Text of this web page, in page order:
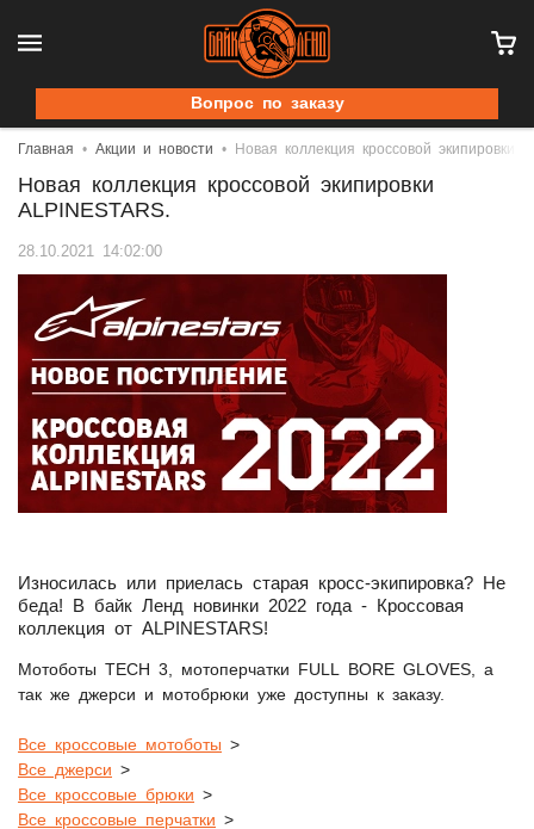
Вопрос по заказу
Главная Акции и новости Новая коллекция кроссовой экипировки
Новая коллекция кроссовой экипировки
ALPINESTARS.
28.10.2021 14:02:00
Износилась или приелась старая кросс-экипировка? Не
беда! В байк Ленд новинки 2022 года - Кроссовая
коллекция от ALPINESTARS!
Мотоботы TECH 3, мотоперчатки FULL BORE GLOVES, а
так же джерси и мотобрюки уже доступны к заказу.
Все кроссовые мотоботы >
Все джерси >
Все кроссовые брюки >
Все кроссовые перчатки >